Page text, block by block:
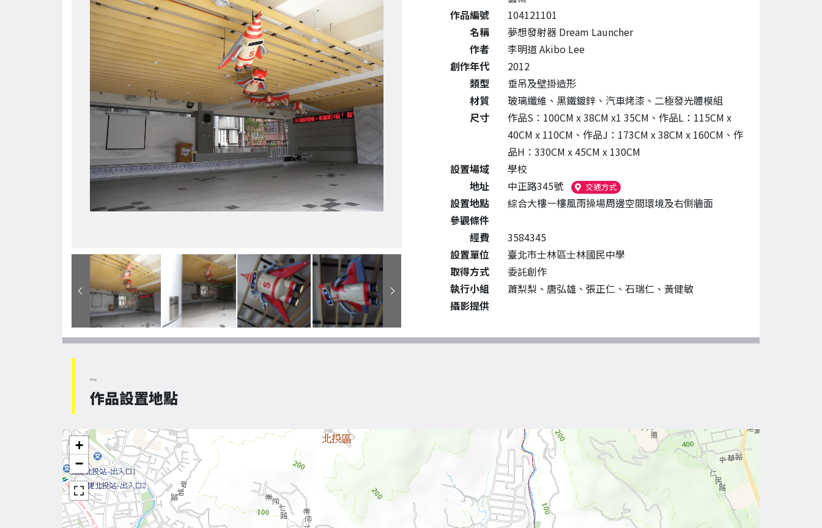
作品編號
104121101
名稱
夢想發射器 Dream Launcher
作者
李明道 Akibo Lee
創作年代
2012
類型
垂吊及壁掛造形
材質
玻璃纖維、黑鐵鍍鋅、汽車烤漆、二極發光體模組
尺寸
作品S：100CM x 38CM x1 35CM、作品L：115CM x
40CM x 110CM、作品J：173CM x 38CM x 160CM、作
品H：330CM x 45CM x 130CM
設置場域
學校
地址
中正路345號 交通方式（另開新視窗）
設置地點
綜合大樓一樓風雨操場周邊空間環境及右側牆面
參觀條件
經費
3584345
設置單位
臺北市士林區士林國民中學
取得方式
委託創作
執行小組
蕭梨梨、唐弘雄、張正仁、石瑞仁、黃健敏
攝影提供
Map
作品設置地點
+
−